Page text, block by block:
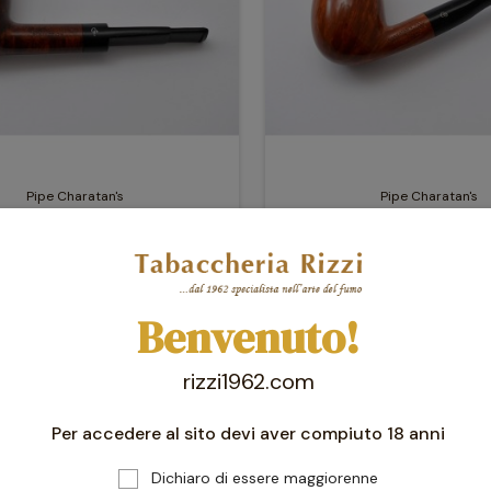
Pipe Charatan's
PERFECTION DUBLIN
414,00 €
Pipe Charatan's
PIPA CHARATAN'S SPECIAL
favorite_border
Benvenuto!
rizzi1962.com
Per accedere al sito devi aver compiuto 18 anni
Dichiaro di essere maggiorenne